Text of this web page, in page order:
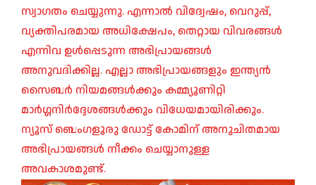
സ്വാഗതം ചെയ്യുന്നു. എന്നാൽ വിദ്വേഷം, വെറുപ്പ്,
വ്യക്തിപരമായ അധിക്ഷേപം, തെറ്റായ വിവരങ്ങൾ
എന്നിവ ഉൾപ്പെടുന്ന അഭിപ്രായങ്ങൾ
അനുവദിക്കില്ല. എല്ലാ അഭിപ്രായങ്ങളും ഇന്ത്യൻ
സൈബർ നിയമങ്ങൾക്കും കമ്മ്യൂണിറ്റി
മാർഗ്ഗനിർദ്ദേശങ്ങൾക്കും വിധേയമായിരിക്കും.
ന്യൂസ് ബെംഗളൂരു ഡോട്ട് കോമിന് അനുചിതമായ
അഭിപ്രായങ്ങൾ നീക്കം ചെയ്യാനുള്ള
അവകാശമുണ്ട്.